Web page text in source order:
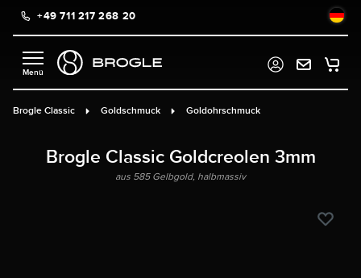
springen
+49 711 217 268 20
Brogle Classic Goldschmuck Goldohrschmuck
Brogle Classic Goldcreolen 3mm
aus 585 Gelbgold, halbmassiv